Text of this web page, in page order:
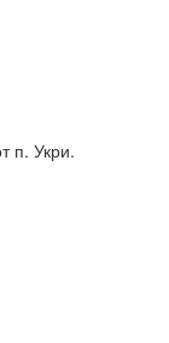
п. Укри.